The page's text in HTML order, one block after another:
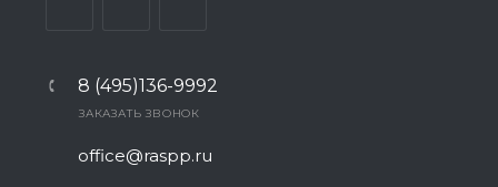
8 (495)136-9992
ЗАКАЗАТЬ ЗВОНОК
office@raspp.ru